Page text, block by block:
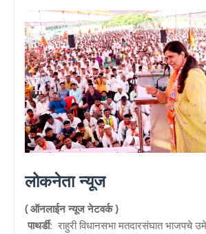
लोकनेतान्यूज
( ऑनलाईन न्यूज नेटवर्क )
पाथर्डी: राहुरी विधानसभा मतदारसंघात भाजपचे